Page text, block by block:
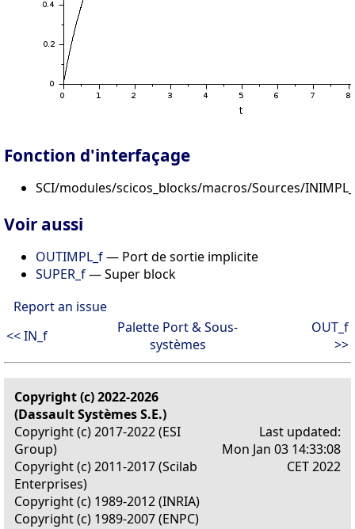
Fonction d'interfaçage
SCI/modules/scicos_blocks/macros/Sources/
Voir aussi
OUTIMPL_f— Port de sortie implicite
SUPER_f— Super block
Report an issue
<< IN_f
Palette Port & Sous-
systèmes
OUT_f
>>
Copyright (c) 2022-2026
(Dassault Systèmes S.E.)
Copyright (c) 2017-2022 (ESI
Group)
Copyright (c) 2011-2017 (Scilab
Enterprises)
Copyright (c) 1989-2012 (INRIA)
Copyright (c) 1989-2007 (ENPC)
Last updated:
Mon Jan 03 14:33:08
CET 2022